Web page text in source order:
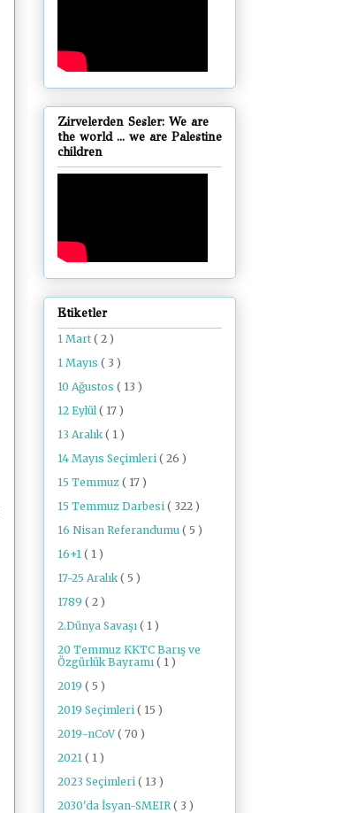
Zirvelerden Sesler: We are
the world ... we are Palestine
children
Etiketler
1 Mart ( 2 )
1 Mayıs ( 3 )
10 Ağustos ( 13 )
12 Eylül ( 17 )
13 Aralık ( 1 )
14 Mayıs Seçimleri ( 26 )
15 Temmuz ( 17 )
15 Temmuz Darbesi ( 322 )
16 Nisan Referandumu ( 5 )
16+1 ( 1 )
17-25 Aralık ( 5 )
1789 ( 2 )
2.Dünya Savaşı ( 1 )
20 Temmuz KKTC Barış ve
Özgürlük Bayramı ( 1 )
2019 ( 5 )
2019 Seçimleri ( 15 )
2019-nCoV( 70 )
2021 ( 1 )
2023 Seçimleri ( 13 )
2030'da İsyan-SMEIR ( 3 )